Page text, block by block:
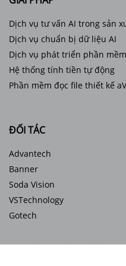
Dịch vụ tư vấn AI trong sản
Dịch vụ chuẩn bị dữ liệu AI
Dịch vụ phát triển phần
Hệ thống tính tiền tự động
Phần mềm đọc file thiết kế
ĐỐI TÁC
Advantech
Banner
Soda Vision
VSTechnology
Gotech